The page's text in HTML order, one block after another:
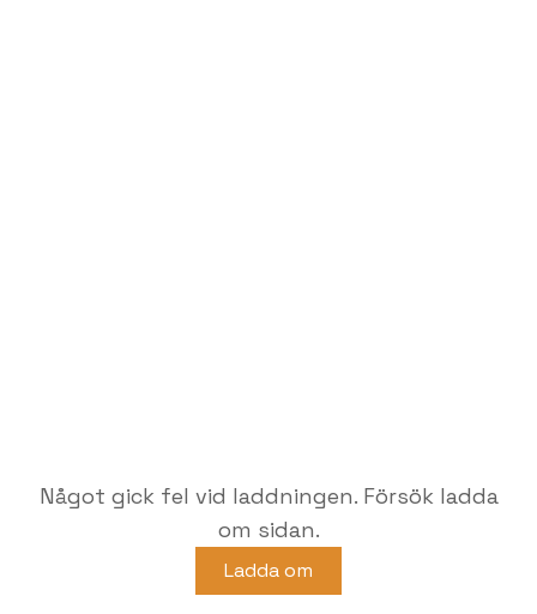
Något gick fel vid laddningen. Försök ladda
om sidan.
Ladda om